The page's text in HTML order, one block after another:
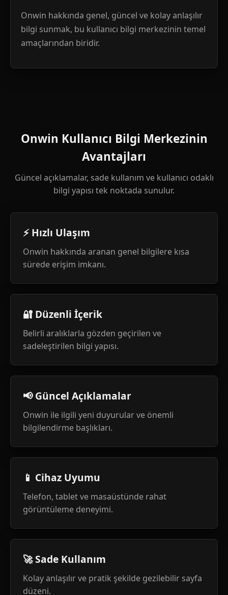
Onwin hakkında genel, güncel ve kolay anlaşılır
bilgi sunmak, bu kullanıcı bilgi merkezinin temel
amaçlarından biridir.
Onwin Kullanıcı Bilgi Merkezinin
Avantajları
Güncel açıklamalar, sade kullanım ve kullanıcı odaklı
bilgi yapısı tek noktada sunulur.
⚡ Hızlı Ulaşım
Onwin hakkında aranan genel bilgilere kısa
sürede erişim imkanı.
🔐 Düzenli İçerik
Belirli aralıklarla gözden geçirilen ve
sadeleştirilen bilgi yapısı.
📢 Güncel Açıklamalar
Onwin ile ilgili yeni duyurular ve önemli
bilgilendirme başlıkları.
📱 Cihaz Uyumu
Telefon, tablet ve masaüstünde rahat
görüntüleme deneyimi.
🚀 Sade Kullanım
Kolay anlaşılır ve pratik şekilde gezilebilir sayfa
düzeni.